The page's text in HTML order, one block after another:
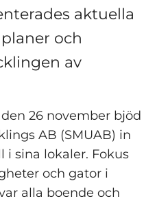
aktuella
och
av
26 november bjöd
AB (SMUAB) in
sina lokaler. Fokus
och gator i
alla boende och